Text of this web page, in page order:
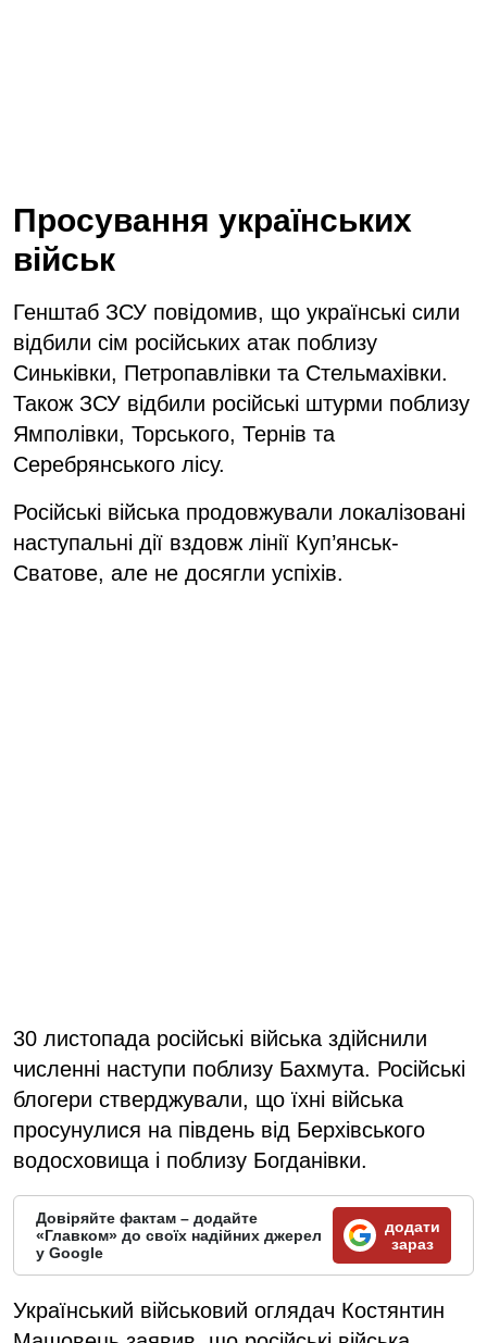
Просування українських
військ
Генштаб ЗСУ повідомив, що українські сили
відбили сім російських атак поблизу
Синьківки, Петропавлівки та Стельмахівки.
Також ЗСУ відбили російські штурми поблизу
Ямполівки, Торського, Тернів та
Серебрянського лісу.
Російські війська продовжували локалізовані
наступальні дії вздовж лінії Куп’янськ-
Сватове, але не досягли успіхів.
30 листопада російські війська здійснили
численні наступи поблизу Бахмута. Російські
блогери стверджували, що їхні війська
просунулися на південь від Берхівського
водосховища і поблизу Богданівки.
Довіряйте фактам – додайте
«Главком» до своїх надійних джерел
у Google
додати
зараз
Український військовий оглядач Костянтин